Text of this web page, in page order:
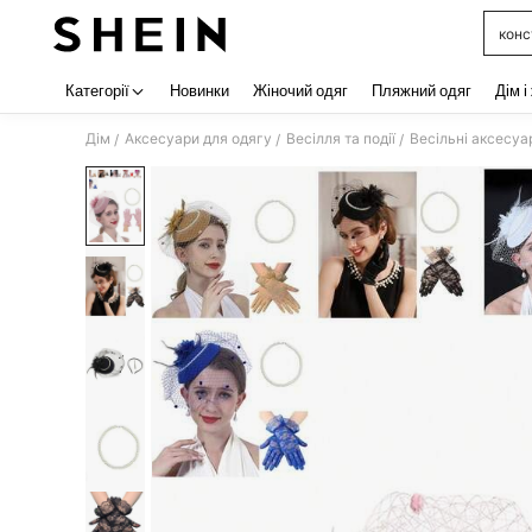
Категорії Новинки Жіночий одяг Пляжний одяг Дім
Дім / Аксесуари для одягу / Весілля та події / Весільні